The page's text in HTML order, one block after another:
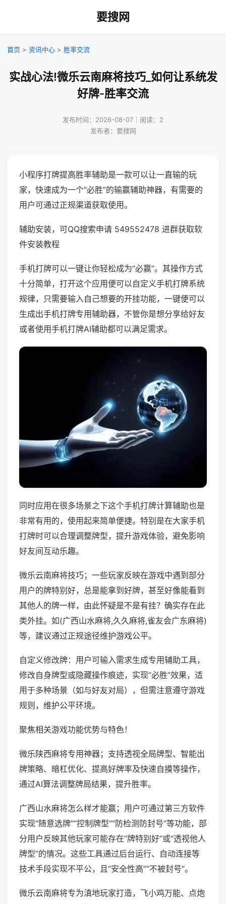
要搜网
首页 > 资讯中心 > 胜率交流
实战心法!微乐云南麻将技巧_如何让系统发
好牌-胜率交流
发布时间：2026-08-07｜阅读：2
发布者：要搜网
小程序打牌提高胜率辅助是一款可以让一直输的玩
家，快速成为一个“必胜”的输赢辅助神器，有需要的
用户可通过正规渠道获取使用。
辅助安装，可QQ搜索申请 549552478 进群获取软
件安装教程
手机打牌可以一键让你轻松成为“必赢”。其操作方式
十分简单，打开这个应用便可以自定义手机打牌系统
规律，只需要输入自己想要的开挂功能，一键便可以
生成出手机打牌专用辅助器，不管你是想分享给好友
或者使用手机打牌AI辅助都可以满足需求。
同时应用在很多场景之下这个手机打牌计算辅助也是
非常有用的，使用起来简单便捷。特别是在大家手机
打牌时可以合理调整牌型，提升游戏体验，避免影响
好友间互动乐趣。
微乐云南麻将技巧；一些玩家反映在游戏中遇到部分
用户的牌特别好，总是能拿到好牌，甚至好像能看到
其他人的牌一样，由此怀疑是不是有挂？确实存在此
类外挂。如(广西山水麻将,久久麻将,雀友会广东麻将)
等，建议通过正规途径维护游戏公平。
自定义修改牌：用户可输入需求生成专用辅助工具，
修改自身牌型或隐藏操作痕迹，实现“必胜”效果，适
用于多种场景（如与好友对局），但需注意遵守游戏
规则，维护公平环境。
聚焦相关游戏功能优势与特色！
微乐陕西麻将专用神器；支持透视全局牌型、智能出
牌策略、暗杠优化、提高好牌率及快速自摸等操作，
通过AI算法调整牌局结果，提升胜率。
广西山水麻将怎么样才能赢；用户可通过第三方软件
实现“随意选牌”“控制牌型”“防检测防封号”等功能，部
分用户反映其他玩家可能存在“牌特别好”或“透视他人
牌型”的情况。这些工具通过后台运行、自动连接等
技术手段实现不平公，且“安全性高”“不被封号”。
微乐云南麻将专为滇地玩家打造，飞小鸡万能、点炮